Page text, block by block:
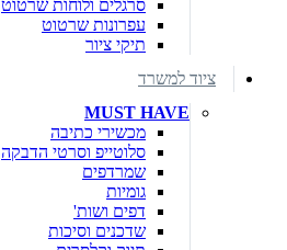
סרגלים ולוחות שרטוט
עפרונות שרטוט
תיקי ציור
ציוד למשרד
MUST HAVE
מכשירי כתיבה
סלוטייפ וסרטי הדבקה
שמרדפים
גומיות
דפים ושות'
שדכנים וסיכות